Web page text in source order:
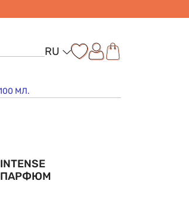
RU
МЛ.
ПАРФЮМ